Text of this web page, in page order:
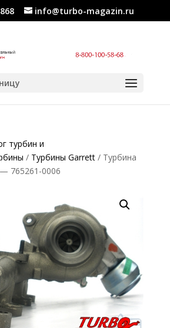
info@turbo-magazin.ru
турбин и
/ Турбины Garrett/ Турбина
765261-0006